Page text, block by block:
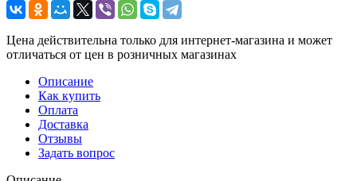
Цена действительна только для интернет-магазина и может
отличаться от цен в розничных магазинах
Описание
Как купить
Оплата
Доставка
Отзывы
Задать вопрос